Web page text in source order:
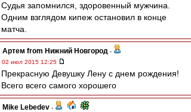
Судья запомнился, здоровенный мужчина.
Одним взглядом кипеж остановил в конце
матча.
Артем from Нижний Новгород -
02 июл 2015 12:25
Прекрасную Девушку Лену с днем рождения!
Всего всего самого хорошего
Mike Lebedev -